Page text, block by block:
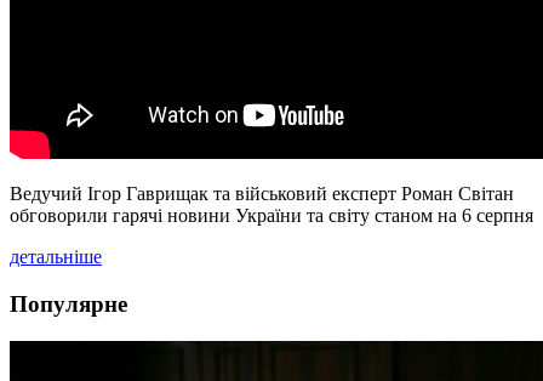
Ведучий Ігор Гаврищак та військовий експерт Роман Світан
обговорили гарячі новини України та світу станом на 6 серпня
детальніше
Популярне